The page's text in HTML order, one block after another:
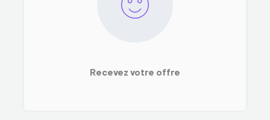
Recevez votre offre